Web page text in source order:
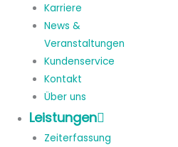
Karriere
News &
Veranstaltungen
Kundenservice
Kontakt
Über uns
Leistungen
Zeiterfassung